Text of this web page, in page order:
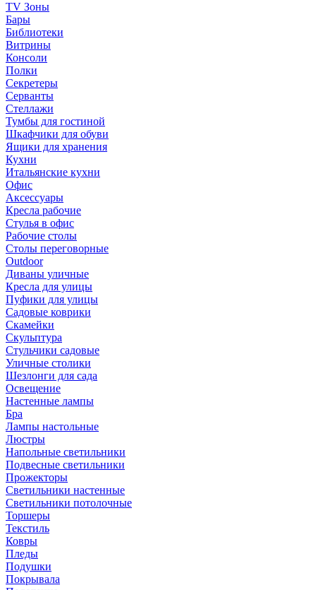
TV Зоны
Бары
Библиотеки
Витрины
Консоли
Полки
Секретеры
Серванты
Стеллажи
Тумбы для гостиной
Шкафчики для обуви
Ящики для хранения
Кухни
Итальянские кухни
Офис
Аксессуары
Кресла рабочие
Стулья в офис
Рабочие столы
Столы переговорные
Outdoor
Диваны уличные
Кресла для улицы
Пуфики для улицы
Садовые коврики
Скамейки
Скульптура
Стульчики садовые
Уличные столики
Шезлонги для сада
Освещение
Hастенные лампы
Бра
Лампы настольные
Люстры
Напольные светильники
Подвесные светильники
Прожекторы
Светильники настенные
Светильники потолочные
Торшеры
Текстиль
Ковры
Пледы
Подушки
Покрывала